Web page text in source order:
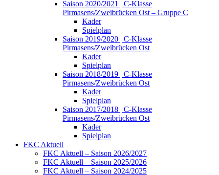
Saison 2020/2021 | C-Klasse
Pirmasens/Zweibrücken Ost – Gruppe C
Kader
Spielplan
Saison 2019/2020 | C-Klasse
Pirmasens/Zweibrücken Ost
Kader
Spielplan
Saison 2018/2019 | C-Klasse
Pirmasens/Zweibrücken Ost
Kader
Spielplan
Saison 2017/2018 | C-Klasse
Pirmasens/Zweibrücken Ost
Kader
Spielplan
FKC Aktuell
FKC Aktuell – Saison 2026/2027
FKC Aktuell – Saison 2025/2026
FKC Aktuell – Saison 2024/2025